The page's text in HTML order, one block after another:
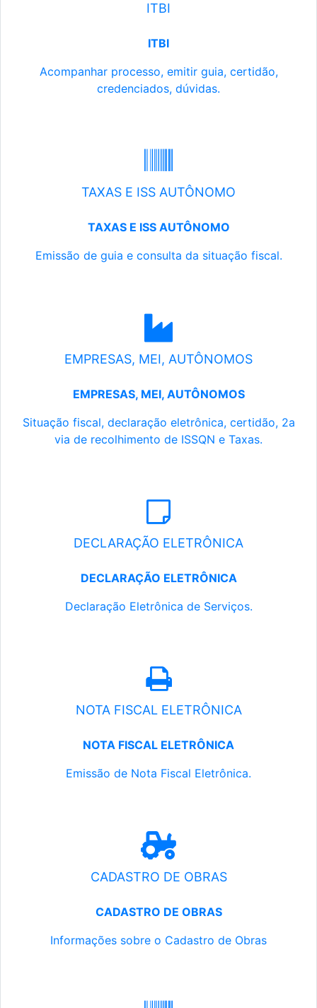
ITBI
ITBI
Acompanhar processo, emitir guia, certidão,
credenciados, dúvidas.
TAXAS E ISS AUTÔNOMO
TAXAS E ISS AUTÔNOMO
Emissão de guia e consulta da situação fiscal.
EMPRESAS, MEI, AUTÔNOMOS
EMPRESAS, MEI, AUTÔNOMOS
Situação fiscal, declaração eletrônica, certidão, 2a
via de recolhimento de ISSQN e Taxas.
DECLARAÇÃO ELETRÔNICA
DECLARAÇÃO ELETRÔNICA
Declaração Eletrônica de Serviços.
NOTA FISCAL ELETRÔNICA
NOTA FISCAL ELETRÔNICA
Emissão de Nota Fiscal Eletrônica.
CADASTRO DE OBRAS
CADASTRO DE OBRAS
Informações sobre o Cadastro de Obras